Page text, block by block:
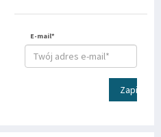
E-mail*
Zapisz